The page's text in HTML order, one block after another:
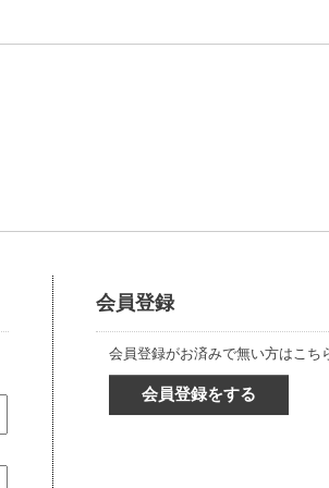
会員登録
会員登録がお済みで無い方はこち
会員登録をする